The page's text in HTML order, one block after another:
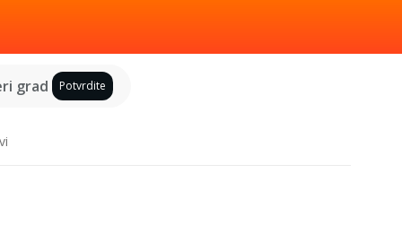
grad Potvrdite